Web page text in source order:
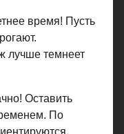
время! Пусть
лучше темнеет
Оставить
По